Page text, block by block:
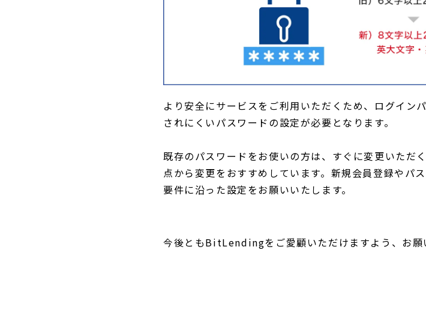
より安全にサービスをご利用いただくため、ログイン
されにくいパスワードの設定が必要となります。
既存のパスワードをお使いの方は、すぐに変更いただ
点から変更をおすすめしています。新規会員登録やパ
要件に沿った設定をお願いいたします。
今後ともBitLendingをご愛顧いただけますよう、お願